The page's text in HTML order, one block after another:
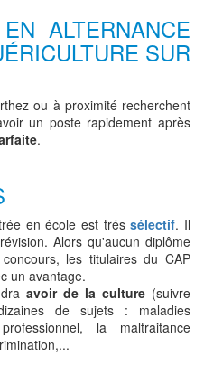
ALTERNANCE
SUR
ou à proximité recherchent
un poste rapidement après
.
en école est tréssélectif. Il
Alors qu'aucun diplôme
les titulaires du CAP
un avantage.
avoir de la culture(suivre
de sujets : maladies
la maltraitance